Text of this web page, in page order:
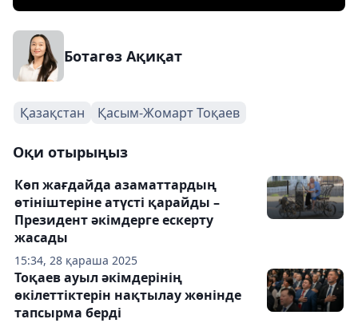
Ботагөз Ақиқат
Қазақстан Қасым-Жомарт Тоқаев
Оқи отырыңыз
15:34, 28 қараша 2025
Көп жағдайда азаматтардың
өтініштеріне атүсті қарайды –
Президент әкімдерге ескерту
жасады
Тоқаев ауыл әкімдерінің
өкілеттіктерін нақтылау жөнінде
тапсырма берді